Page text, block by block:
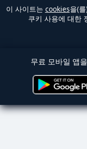
이 사이트는 cookies을(
쿠키 사용에 대한
무료 모바일 앱